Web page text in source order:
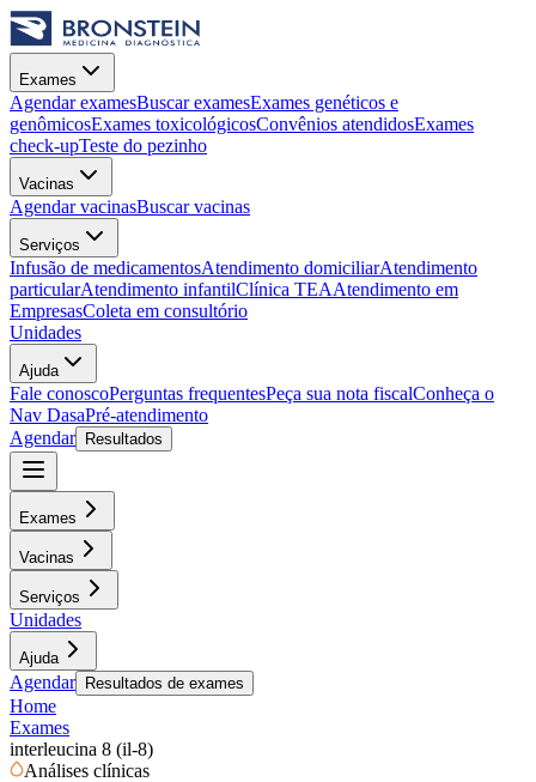
Exames
Agendar examesBuscar examesExames genéticos e
genômicosExames toxicológicosConvênios atendidosExames
check-upTeste do pezinho
Vacinas
Agendar vacinasBuscar vacinas
Serviços
Infusão de medicamentosAtendimento domiciliarAtendimento
particularAtendimento infantilClínica TEAAtendimento em
EmpresasColeta em consultório
Unidades
Ajuda
Fale conoscoPerguntas frequentesPeça sua nota fiscalConheça o
Nav DasaPré-atendimento
Agendar
Resultados
Exames
Vacinas
Serviços
Unidades
Ajuda
Agendar Resultados de exames
Home
Exames
interleucina 8 (il-8)
Análises clínicas